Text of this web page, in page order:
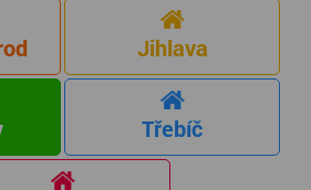
Jihlava
Třebíč